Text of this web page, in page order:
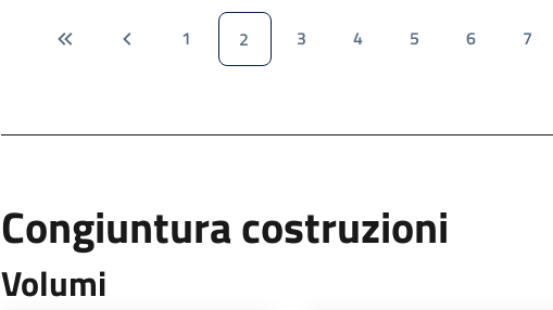
1 2 3 4 5 6 7
Congiuntura costruzioni
Volumi